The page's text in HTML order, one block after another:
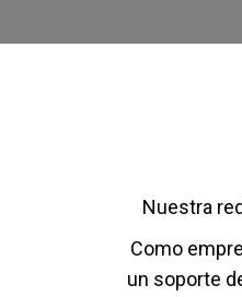
Nuestra
Como
un soporte